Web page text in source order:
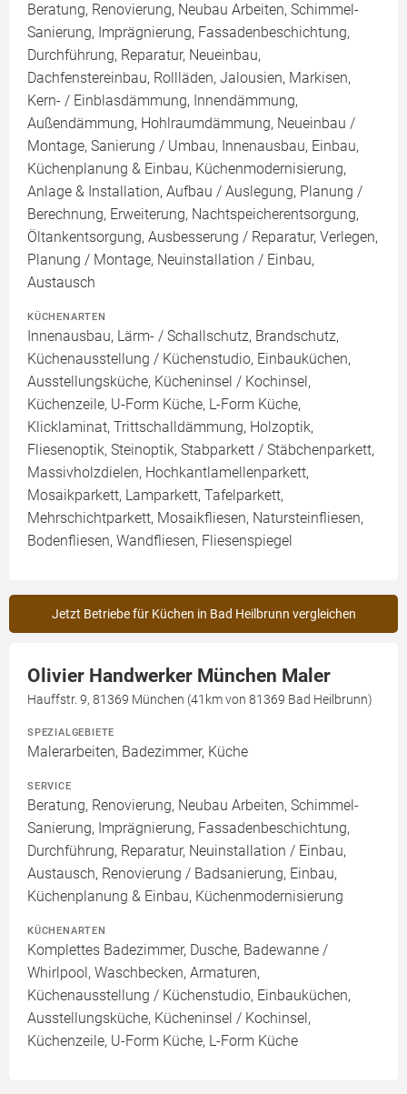
Beratung, Renovierung, Neubau Arbeiten, Schimmel-
Sanierung, Imprägnierung, Fassadenbeschichtung,
Durchführung, Reparatur, Neueinbau,
Dachfenstereinbau, Rollläden, Jalousien, Markisen,
Kern- / Einblasdämmung, Innendämmung,
Außendämmung, Hohlraumdämmung, Neueinbau /
Montage, Sanierung / Umbau, Innenausbau, Einbau,
Küchenplanung & Einbau, Küchenmodernisierung,
Anlage & Installation, Aufbau / Auslegung, Planung /
Berechnung, Erweiterung, Nachtspeicherentsorgung,
Öltankentsorgung, Ausbesserung / Reparatur, Verlegen,
Planung / Montage, Neuinstallation / Einbau,
Austausch
KÜCHENARTEN
Innenausbau, Lärm- / Schallschutz, Brandschutz,
Küchenausstellung / Küchenstudio, Einbauküchen,
Ausstellungsküche, Kücheninsel / Kochinsel,
Küchenzeile, U-Form Küche, L-Form Küche,
Klicklaminat, Trittschalldämmung, Holzoptik,
Fliesenoptik, Steinoptik, Stabparkett / Stäbchenparkett,
Massivholzdielen, Hochkantlamellenparkett,
Mosaikparkett, Lamparkett, Tafelparkett,
Mehrschichtparkett, Mosaikfliesen, Natursteinfliesen,
Bodenfliesen, Wandfliesen, Fliesenspiegel
Jetzt Betriebe für Küchen in Bad Heilbrunn vergleichen
Olivier Handwerker München Maler
Hauffstr. 9, 81369 München (41km von 81369 Bad Heilbrunn)
SPEZIALGEBIETE
Malerarbeiten, Badezimmer, Küche
SERVICE
Beratung, Renovierung, Neubau Arbeiten, Schimmel-
Sanierung, Imprägnierung, Fassadenbeschichtung,
Durchführung, Reparatur, Neuinstallation / Einbau,
Austausch, Renovierung / Badsanierung, Einbau,
Küchenplanung & Einbau, Küchenmodernisierung
KÜCHENARTEN
Komplettes Badezimmer, Dusche, Badewanne /
Whirlpool, Waschbecken, Armaturen,
Küchenausstellung / Küchenstudio, Einbauküchen,
Ausstellungsküche, Kücheninsel / Kochinsel,
Küchenzeile, U-Form Küche, L-Form Küche